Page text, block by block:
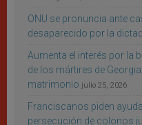
ONU se pronuncia ante
desaparecido por la
Aumenta el interés por la
de los mártires de
matrimonio julio 25, 2026
Franciscanos piden
persecución de colonos